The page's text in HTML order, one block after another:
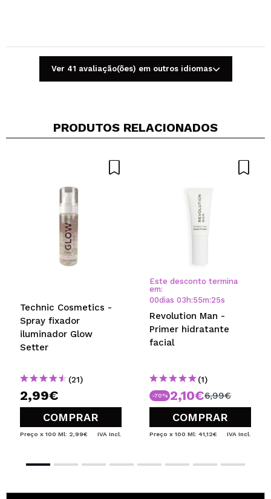
Seu vídeo pode ser o primeiro. Imagine isso...
Recomenda esta compra?
Ver 41 avaliação(ões) em outros idiomas
PRODUTOS RELACIONADOS
Technic Cosmetics -
Spray fixador
iluminador Glow
Setter
(21)
2,99€
COMPRAR
Preço x 100 Ml: 2,99€ IVA Incl.
Este desconto termina
em:
00dias 03 h:55m:25s
Revolution Man -
Primer hidratante
facial
(1)
-70% 2,10€6,99€
COMPRAR
Preço x 100 Ml: 41,12€ IVA Incl.